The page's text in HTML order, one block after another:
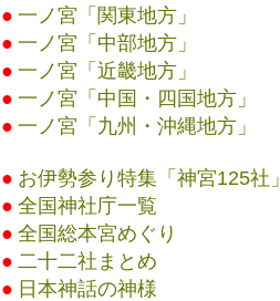
● 一ノ宮「関東地方」
● 一ノ宮「中部地方」
● 一ノ宮「近畿地方」
● 一ノ宮「中国・四国地方」
● 一ノ宮「九州・沖縄地方」
● お伊勢参り特集「神宮125社」
● 全国神社庁一覧
● 全国総本宮めぐり
● 二十二社まとめ
● 日本神話の神様